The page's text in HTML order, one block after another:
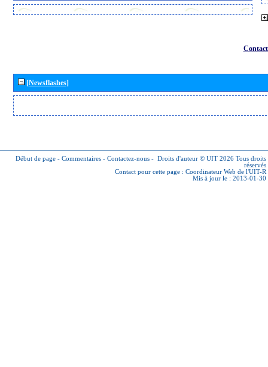
[Newsflashes]
Début de page - Commentaires - Contactez-nous - Droits d'auteur © UIT 2026 Tous droits
réservés
Contact pour cette page : Coordinateur Web de l'UIT-R
Mis à jour le : 2013-01-30